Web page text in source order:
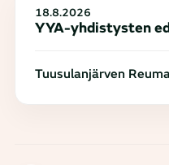
18.8.2026
YYA-yhdistysten
Tuusulanjärven